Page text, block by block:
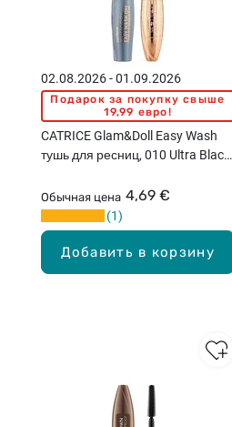
Добавить в корзину
02.08.2026 - 01.09.2026
Подарок за покупку свыше
19,99 евро!
CATRICE Glam&Doll Easy Wash
тушь для ресниц, 010 Ultra Black,
Обычная цена 4,69 €
1